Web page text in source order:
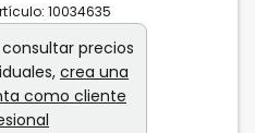
10034635
consultar precios
crea una
como cliente